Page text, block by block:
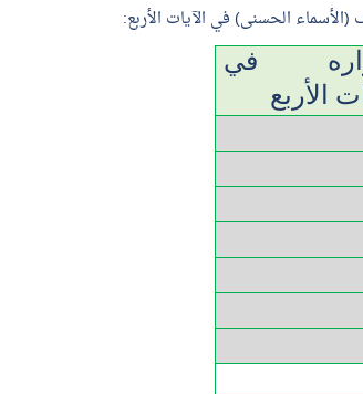
الحسنى) في الآيات الأربع:
في
الأربع